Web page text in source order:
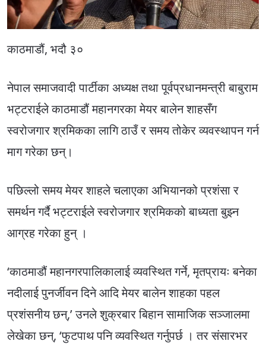
काठमाडौं, भदौ ३०
नेपाल समाजवादी पार्टीका अध्यक्ष तथा पूर्वप्रधानमन्त्री बाबुराम
भट्टराईले काठमाडौं महानगरका मेयर बालेन शाहसँग
स्वरोजगार श्रमिकका लागि ठाउँ र समय तोकेर व्यवस्थापन गर्न
माग गरेका छन्।
पछिल्लो समय मेयर शाहले चलाएका अभियानको प्रशंसा र
समर्थन गर्दै भट्टराईले स्वरोजगार श्रमिकको बाध्यता बुझ्न
आग्रह गरेका हुन् ।
‘काठमाडौं महानगरपालिकालाई व्यवस्थित गर्ने, मृतप्रायः बनेका
नदीलाई पुनर्जीवन दिने आदि मेयर बालेन शाहका पहल
प्रशंसनीय छन्,’ उनले शुक्रबार बिहान सामाजिक सञ्जालमा
लेखेका छन्, ‘फुटपाथ पनि व्यवस्थित गर्नुपर्छ । तर संसारभर